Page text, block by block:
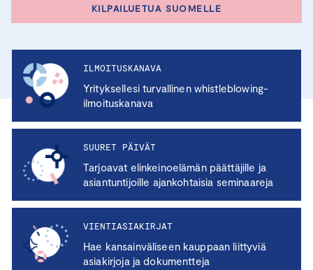
KILPAILUETUA SUOMELLE
ILMOITUSKANAVA
Yrityksellesi turvallinen whistleblowing-
ilmoituskanava
SUURET PÄIVÄT
Tarjoavat elinkeinoelämän päättäjille ja
asiantuntijoille ajankohtaisia seminaareja
VIENTIASIAKIRJAT
Hae kansainväliseen kauppaan liittyviä
asiakirjoja ja dokumentteja